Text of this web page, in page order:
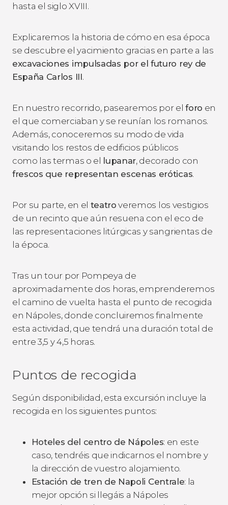
hasta el siglo XVIII.
Explicaremos la historia de cómo en esa época
se descubre el yacimiento gracias en parte a las
excavaciones impulsadas por el futuro rey de
España Carlos III.
En nuestro recorrido, pasearemos por elforo en
el que comerciaban y se reunían los romanos.
Además, conoceremos su modo de vida
visitando los restos de edificios públicos
como las termas o el lupanar, decorado con
frescos que representan escenas eróticas.
Por su parte, en el teatro veremos los vestigios
de un recinto que aún resuena con el eco de
las representaciones litúrgicas y sangrientas de
la época.
Tras un tour por Pompeya de
aproximadamente dos horas, emprenderemos
el camino de vuelta hasta el punto de recogida
en Nápoles, donde concluiremos finalmente
esta actividad, que tendrá una duración total de
entre 3,5 y 4,5 horas.
Puntos de recogida
Según disponibilidad, esta excursión incluye la
recogida en los siguientes puntos:
Hoteles del centro de Nápoles: en este
caso, tendréis que indicarnos el nombre y
la dirección de vuestro alojamiento.
Estación de tren de Napoli Centrale: la
mejor opción si llegáis a Nápoles